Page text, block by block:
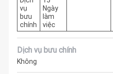
vụ
bưu
chính
Ngày
làm
việc
Dịch vụ bưu chính
Không